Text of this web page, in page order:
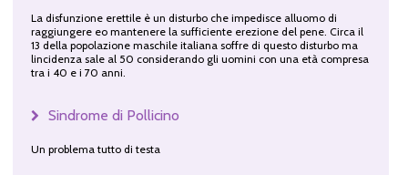
La disfunzione erettile è un disturbo che impedisce alluomo di
raggiungere eo mantenere la sufficiente erezione del pene. Circa il
13 della popolazione maschile italiana soffre di questo disturbo ma
lincidenza sale al 50 considerando gli uomini con una età compresa
tra i 40 e i 70 anni.
Sindrome di Pollicino
Un problema tutto di testa